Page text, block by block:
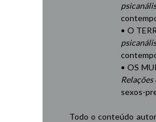
• O
• OS
sexos-
Todo o conteúdo